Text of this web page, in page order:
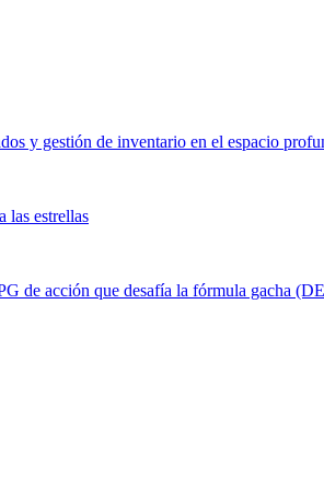
y gestión de inventario en el espacio
las estrellas
de acción que desafía la fórmula gacha